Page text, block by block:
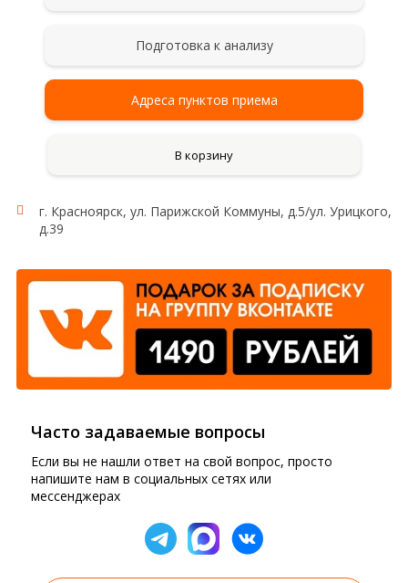
Подготовка к анализу
Адреса пунктов приема
В корзину
г. Красноярск, ул. Парижской Коммуны, д.5/ул. Урицкого,
д.39
Часто задаваемые вопросы
Если вы не нашли ответ на свой вопрос, просто
напишите нам в социальных сетях или
мессенджерах